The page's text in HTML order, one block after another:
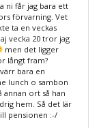
ni får jag bara ett
förvarning. Vet
ta en veckas
vecka 20 tror jag
men det ligger
långt fram?
bara en
lunch o sambon
annan ort så han
hem. Så det lär
pensionen :-/